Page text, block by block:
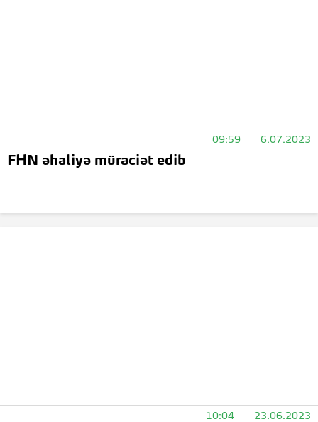
09:59 6.07.2023
FHN əhaliyə müraciət edib
10:04 23.06.2023